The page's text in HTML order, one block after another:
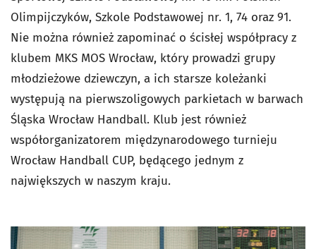
Olimpijczyków, Szkole Podstawowej nr. 1, 74 oraz 91.
Nie można również zapominać o ścisłej współpracy z
klubem MKS MOS Wrocław, który prowadzi grupy
młodzieżowe dziewczyn, a ich starsze koleżanki
występują na pierwszoligowych parkietach w barwach
Śląska Wrocław Handball. Klub jest również
współorganizatorem międzynarodowego turnieju
Wrocław Handball CUP, będącego jednym z
największych w naszym kraju.